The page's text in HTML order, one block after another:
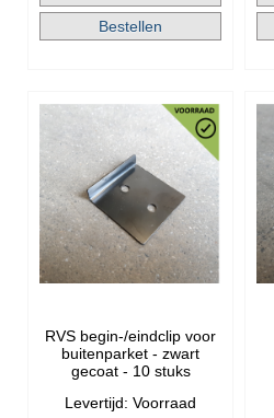
RVS begin-/eindclip voor
buitenparket - zwart
gecoat - 10 stuks
Levertijd: Voorraad